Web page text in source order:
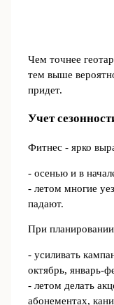
Чем точнее
тем выше
придет.
Учет
Фитнес - ярко
- осенью и в
- летом многие
падают.
При
- усиливать
октябрь, январь-
- летом делать
абонементах,